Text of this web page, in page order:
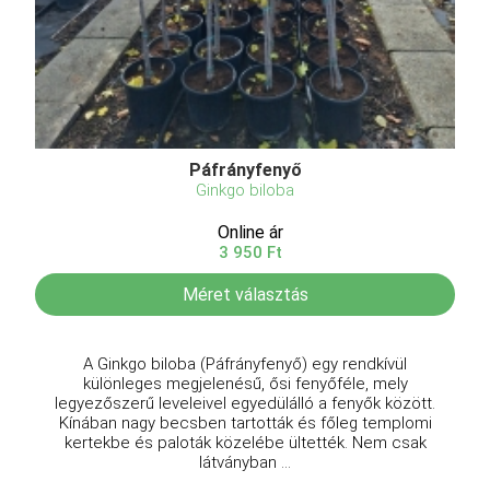
Páfrányfenyő
Ginkgo biloba
Online ár
3 950 Ft
Méret választás
A Ginkgo biloba (Páfrányfenyő) egy rendkívül
különleges megjelenésű, ősi fenyőféle, mely
legyezőszerű leveleivel egyedülálló a fenyők között.
Kínában nagy becsben tartották és főleg templomi
kertekbe és paloták közelébe ültették. Nem csak
látványban ...